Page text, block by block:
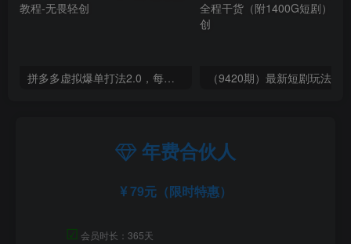
拼多多虚拟爆单打法2.0，每天10分钟，月产5000+，从0到1赚收益教程
年费合伙人
79元（限时特惠）
☑ 会员时长：365天